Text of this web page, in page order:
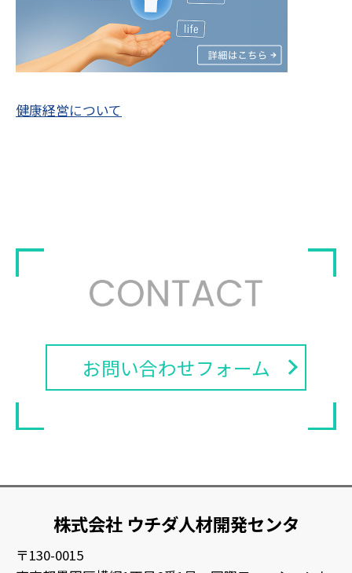
健康経営について
お問い合わせフォーム
株式会社 ウチダ人材開発センタ
〒130-0015